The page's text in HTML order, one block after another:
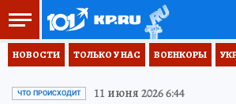
НОВОСТИ ТОЛЬКО У НАС ВОЕНКОРЫ
ЧТО ПРОИСХОДИТ 11 июня 2026 6:44